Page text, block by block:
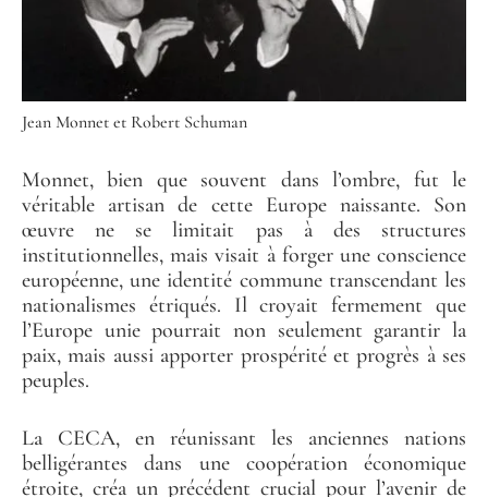
Jean Monnet et Robert Schuman
Monnet, bien que souvent dans l’ombre, fut le
véritable artisan de cette Europe naissante. Son
œuvre ne se limitait pas à des structures
institutionnelles, mais visait à forger une conscience
européenne, une identité commune transcendant les
nationalismes étriqués. Il croyait fermement que
l’Europe unie pourrait non seulement garantir la
paix, mais aussi apporter prospérité et progrès à ses
peuples.
La CECA, en réunissant les anciennes nations
belligérantes dans une coopération économique
étroite, créa un précédent crucial pour l’avenir de